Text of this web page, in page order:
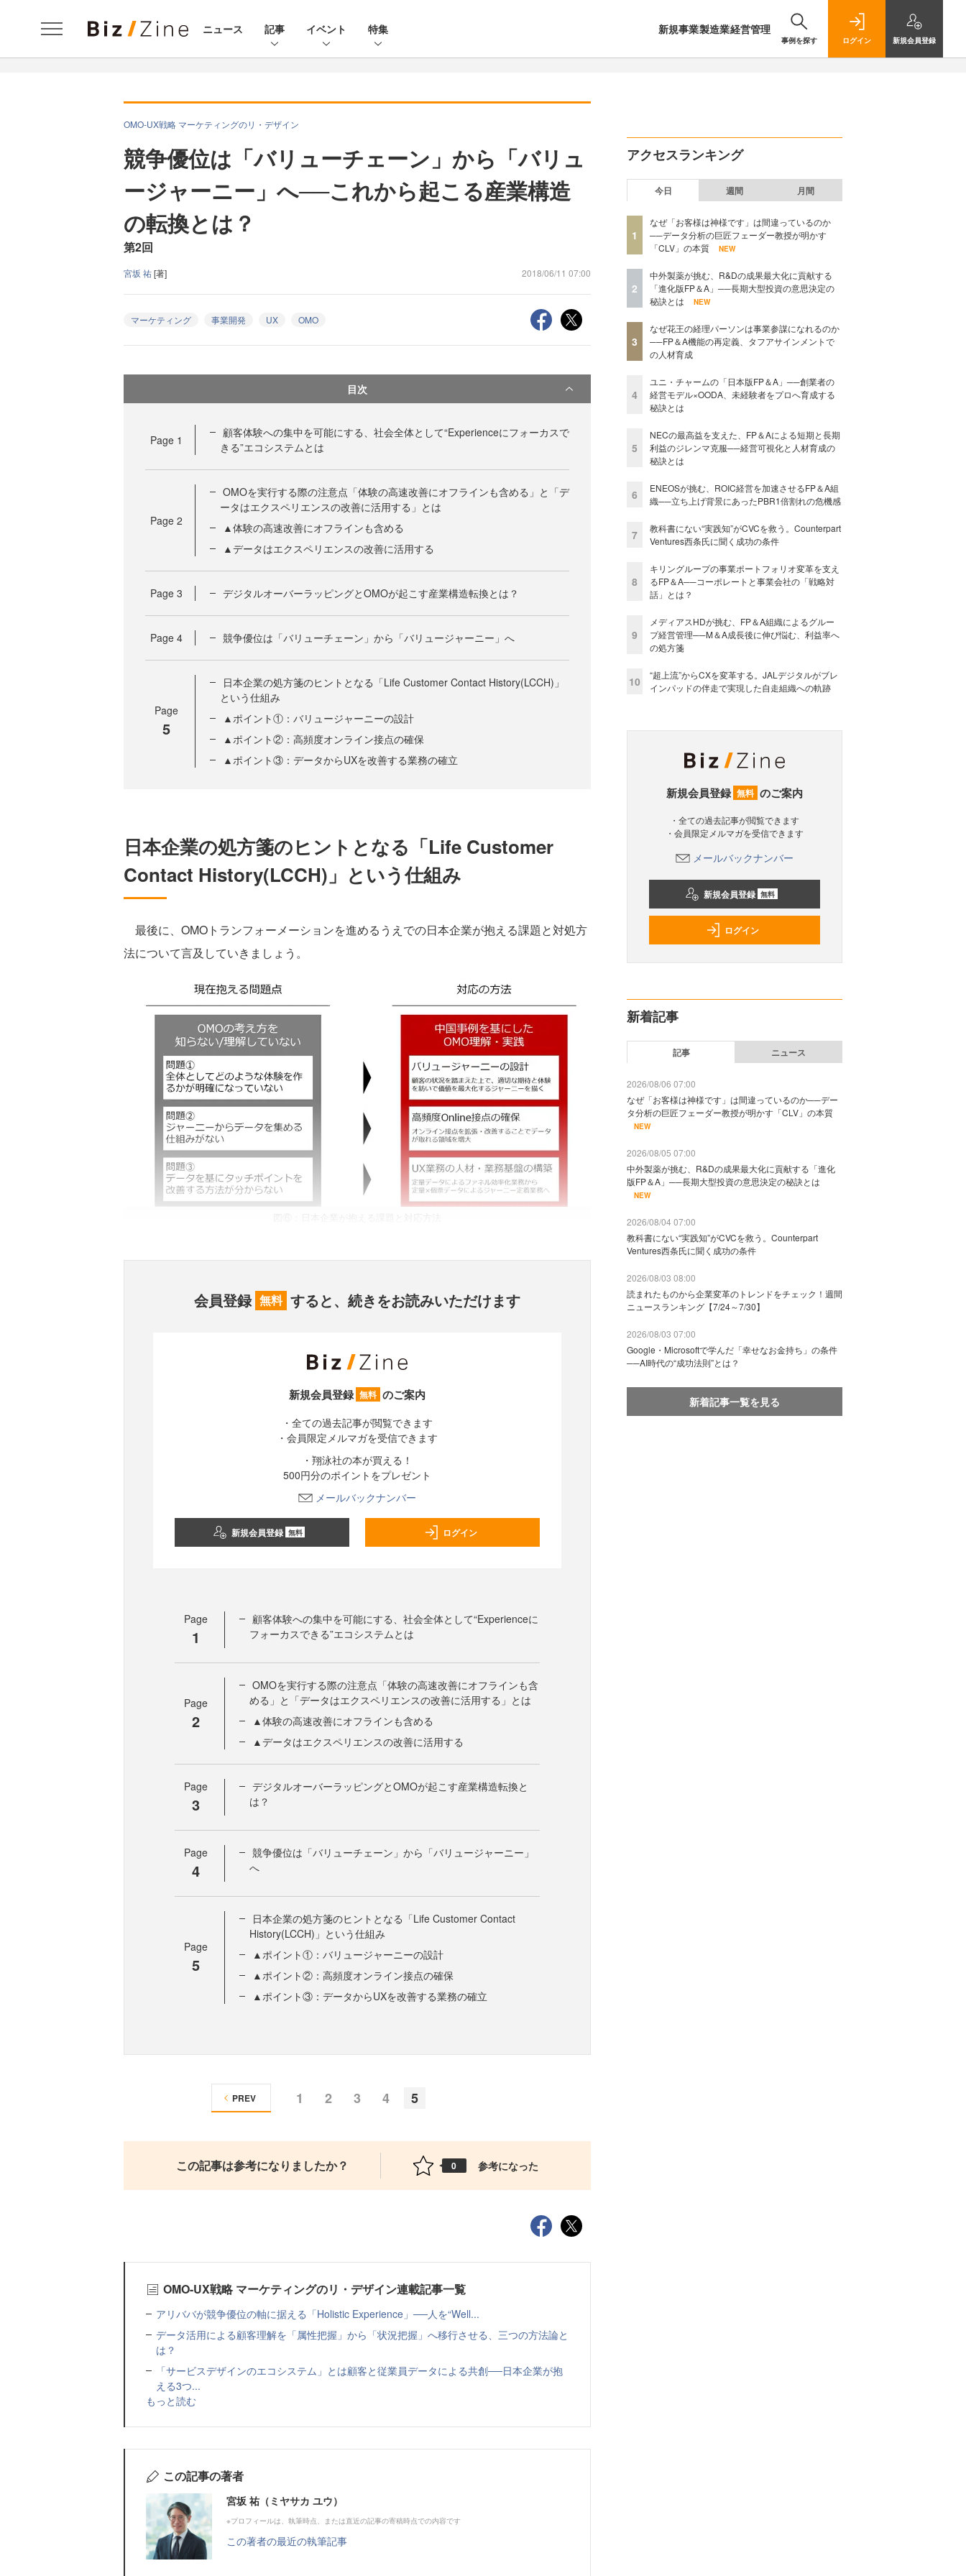
ニュース 記事 イベント 特集 新規事業製造業経営管理
事例を探す ログイン 新規会員登録
OMO-UX戦略 マーケティングのリ・デザイン
競争優位は「バリューチェーン」から「バリュ
ージャーニー」へ──これから起こる産業構造
の転換とは？
第2回
宮坂 祐[著] 2018/06/11 07:00
マーケティング 事業開発 UX OMO
目次
Page 1
顧客体験への集中を可能にする、社会全体として“Experienceにフォーカスで
きる”エコシステムとは
Page 2
OMOを実行する際の注意点「体験の高速改善にオフラインも含める」と「デ
ータはエクスペリエンスの改善に活用する」とは
▲体験の高速改善にオフラインも含める
▲データはエクスペリエンスの改善に活用する
Page 3 デジタルオーバーラッピングとOMOが起こす産業構造転換とは？
Page 4 競争優位は「バリューチェーン」から「バリュージャーニー」へ
Page
5
日本企業の処方箋のヒントとなる「Life Customer Contact History(LCCH)」
という仕組み
▲ポイント①：バリュージャーニーの設計
▲ポイント②：高頻度オンライン接点の確保
▲ポイント③：データからUXを改善する業務の確立
日本企業の処方箋のヒントとなる「Life Customer
Contact History(LCCH)」という仕組み
最後に、OMOトランフォーメーションを進めるうえでの日本企業が抱える課題と対処方
法について言及していきましょう。
会員登録 無料 すると、続きをお読みいただけます
新規会員登録 無料 のご案内
・全ての過去記事が閲覧できます
・会員限定メルマガを受信できます
・翔泳社の本が買える！
500円分のポイントをプレゼント
メールバックナンバー
新規会員登録 無料 ログイン
Page
1
顧客体験への集中を可能にする、社会全体として“Experienceに
フォーカスできる”エコシステムとは
Page
2
OMOを実行する際の注意点「体験の高速改善にオフラインも含
める」と「データはエクスペリエンスの改善に活用する」とは
▲体験の高速改善にオフラインも含める
▲データはエクスペリエンスの改善に活用する
Page
3
デジタルオーバーラッピングとOMOが起こす産業構造転換と
は？
Page
4
競争優位は「バリューチェーン」から「バリュージャーニー」
へ
Page
5
日本企業の処方箋のヒントとなる「Life Customer Contact
History(LCCH)」という仕組み
▲ポイント①：バリュージャーニーの設計
▲ポイント②：高頻度オンライン接点の確保
▲ポイント③：データからUXを改善する業務の確立
1 2 3 4 5
PREV
この記事は参考になりましたか？ 0 参考になった
OMO-UX戦略 マーケティングのリ・デザイン連載記事一覧
アリババが競争優位の軸に据える「Holistic Experience」──人を“Well...
データ活用による顧客理解を「属性把握」から「状況把握」へ移行させる、三つの方法論と
は？
「サービスデザインのエコシステム」とは顧客と従業員データによる共創──日本企業が抱
える3つ...
もっと読む
この記事の著者
宮坂 祐（ミヤサカ ユウ）
※プロフィールは、執筆時点、または直近の記事の寄稿時点での内容です
この著者の最近の執筆記事
アクセスランキング
今日 週間 月間
1
なぜ「お客様は神様です」は間違っているのか
──データ分析の巨匠フェーダー教授が明かす
「CLV」の本質
NEW
2
中外製薬が挑む、R&Dの成果最大化に貢献する
「進化版FP＆A」──長期大型投資の意思決定の
秘訣とは
NEW
3
なぜ花王の経理パーソンは事業参謀になれるのか
──FP＆A機能の再定義、タフアサインメントで
の人材育成
4
ユニ・チャームの「日本版FP＆A」──創業者の
経営モデル×OODA、未経験者をプロへ育成する
秘訣とは
5
NECの最高益を支えた、FP＆Aによる短期と長期
利益のジレンマ克服──経営可視化と人材育成の
秘訣とは
6
ENEOSが挑む、ROIC経営を加速させるFP＆A組
織──立ち上げ背景にあったPBR1倍割れの危機感
7
教科書にない“実践知”がCVCを救う。Counterpart
Ventures西条氏に聞く成功の条件
8
キリングループの事業ポートフォリオ変革を支え
るFP＆A──コーポレートと事業会社の「戦略対
話」とは？
9
メディアスHDが挑む、FP＆A組織によるグルー
プ経営管理──M＆A成長後に伸び悩む、利益率へ
の処方箋
10
“超上流”からCXを変革する。JALデジタルがブレ
インパッドの伴走で実現した自走組織への軌跡
新規会員登録 無料 のご案内
・全ての過去記事が閲覧できます
・会員限定メルマガを受信できます
メールバックナンバー
新規会員登録 無料
ログイン
新着記事
記事 ニュース
2026/08/06 07:00
なぜ「お客様は神様です」は間違っているのか──デー
タ分析の巨匠フェーダー教授が明かす「CLV」の本質
NEW
2026/08/05 07:00
中外製薬が挑む、R&Dの成果最大化に貢献する「進化
版FP＆A」──長期大型投資の意思決定の秘訣とは
NEW
2026/08/04 07:00
教科書にない“実践知”がCVCを救う。Counterpart
Ventures西条氏に聞く成功の条件
2026/08/03 08:00
読まれたものから企業変革のトレンドをチェック！週間
ニュースランキング【7/24～7/30】
2026/08/03 07:00
Google・Microsoftで学んだ「幸せなお金持ち」の条件
──AI時代の“成功法則”とは？
新着記事一覧を見る